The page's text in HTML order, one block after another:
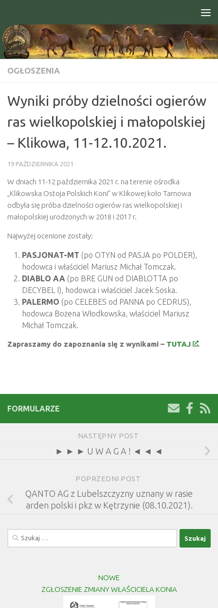
Open toolbar
OGŁOSZENIA
Wyniki próby dzielności ogierów
ras wielkopolskiej i małopolskiej
– Klikowa, 11-12.10.2021.
19 PAŹDZIERNIKA 2021
W dniach 11-12 października 2021 r. na terenie ośrodka
„Klikowska Ostoja Polskich Koni” w Klikowej koło Tarnowa
odbyła się próba dzielności ogierów ras wielkopolskiej i
małopolskiej urodzonych w 2018 i 2017 r.
Najwyżej ocenione zostały:
PASJONAT-MT (po OTYN od PASJA po POLDER),
hodowca i właściciel Mariusz Michał Tomczak.
DIABLO AA (po BRE GUN od DIABLOTTA po
DECYBEL I), hodowca i właściciel Jacek Soska.
PALERMO (po CELEBES od PANNA po CEDRUS),
hodowca Bożena Włodkowska, właściciel Mariusz
Michał Tomczak.
Zapraszamy do zapoznania się z wynikami – TUTAJ .
FORMULARZE
NASTĘPNY POST
► ► ► U W A G A ! ◄ ◄ ◄
POPRZEDNI POST
QANTO AG z Lubelszczyzny uznany w rasie
arden polski i pkz w Kętrzynie (08.10.2021).
Szukaj:
NOWE
ZGŁOSZENIE ZMIANY WŁAŚCICIELA KONIA